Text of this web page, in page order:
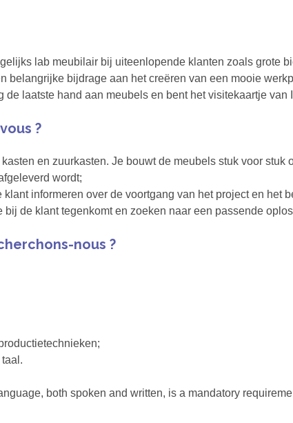
lab meubilair bij uiteenlopende klanten zoals grote
belangrijke bijdrage aan het creëren van een mooie
de laatste hand aan meubels en bent het visitekaartje van
?
en zuurkasten. Je bouwt de meubels stuk voor
wordt;
informeren over de voortgang van het project en het
de klant tegenkomt en zoeken naar een passende
nous ?
both spoken and written, is a mandatory